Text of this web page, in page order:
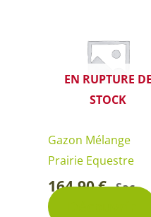
EN RUPTURE DE
STOCK
Gazon Mélange
Prairie Equestre
164,90€-Sac